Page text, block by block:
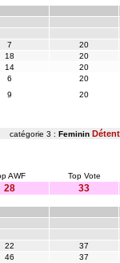
7
20
18
20
14
20
6 20
9 20
catégorie 3 : Feminin
AWF
Top Vote
28 33
22
37
46
37